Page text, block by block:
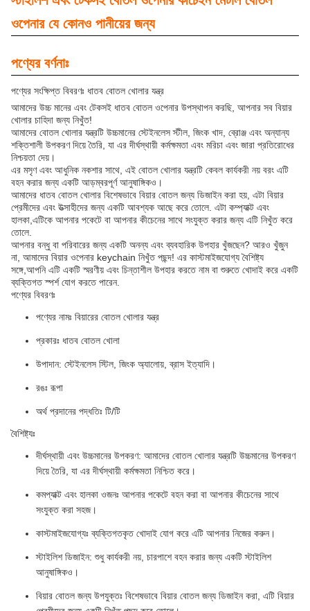
ওপেনার যে কোনও পানীয়ের জন্য
পণ্যের বর্ণনাঃ
পণ্যের সংক্ষিপ্ত বিবরণঃ ধাতব বোতল খোলার যন্ত্র
আমাদের উচ্চ মানের এবং টেকসই ধাতব বোতল ওপেনার উপস্থাপন করছি, আপনার সব বিয়ার
খোলার চাহিদা জন্য নিখুঁত!
আমাদের বোতল খোলার যন্ত্রটি উচ্চমানের স্টেইনলেস স্টীল, জিংক খাদ, ব্রোঞ্জ এবং অন্যান্য
শক্তিশালী উপকরণ দিয়ে তৈরি, যা এর দীর্ঘস্থায়ী কর্মক্ষমতা এবং মরিচা এবং জারা প্রতিরোধের
নিশ্চয়তা দেয়।
এর মসৃণ এবং আধুনিক নকশার সাথে, এই বোতল খোলার যন্ত্রটি কেবল কার্যকরী নয় বরং এটি
বহন করার জন্য একটি আড়ম্বরপূর্ণ আনুষাঙ্গিকও।
আমাদের ধাতব বোতল খোলার বিশেষভাবে বিয়ার বোতল জন্য ডিজাইন করা হয়, এটা বিয়ার
প্রেমীদের এবং উত্সাহীদের জন্য একটি আবশ্যক আছে করে তোলে. এটা কম্প্যাক্ট এবং
হালকা,এটিকে আপনার পকেটে বা আপনার কীচেনের সাথে সংযুক্ত করার জন্য এটি নিখুঁত করে
তোলে.
আপনার বন্ধু বা পরিবারের জন্য একটি অনন্য এবং ব্যবহারিক উপহার খুঁজছেন? আরও খুঁজুন
না, আমাদের বিয়ার ওপেনার keychain নিখুঁত পছন্দ! এর কাস্টমাইজযোগ্য বৈশিষ্ট্য
সঙ্গে,আপনি এটি একটি স্মরণীয় এবং চিন্তাশীল উপহার করতে নাম বা শুরুতে খোদাই করে একটি
ব্যক্তিগত স্পর্শ যোগ করতে পারেন.
পণ্যের বিবরণঃ
পণ্যের নামঃ বিয়ারের বোতল খোলার যন্ত্র
প্রকারঃ ধাতব বোতল খোলা
উপাদান: স্টেইনলেস স্টিল, জিংক অ্যালোয়, ব্রাস ইত্যাদি।
রঙঃ রূপা
অর্থ প্রদানের পদ্ধতিঃ টি/টি
বৈশিষ্ট্যঃ
দীর্ঘস্থায়ী এবং উচ্চমানের উপকরণ: আমাদের বোতল খোলার যন্ত্রটি উচ্চমানের উপকরণ
দিয়ে তৈরি, যা এর দীর্ঘস্থায়ী কর্মক্ষমতা নিশ্চিত করে।
কমপ্যাক্ট এবং হালকা ওজনঃ আপনার পকেটে বহন করা বা আপনার কীচেনের সাথে
সংযুক্ত করা সহজ।
কাস্টমাইজযোগ্যঃ ব্যক্তিগতকৃত খোদাই যোগ করে এটি আপনার নিজের করুন।
স্টাইলিশ ডিজাইন: শুধু কার্যকরী নয়, চারপাশে বহন করার জন্য একটি স্টাইলিশ
আনুষাঙ্গিকও।
বিয়ার বোতল জন্য উপযুক্তঃ বিশেষভাবে বিয়ার বোতল জন্য ডিজাইন করা, এটি বিয়ার